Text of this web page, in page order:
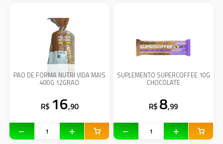
PAO DE FORMA NUTRI VIDA MAIS
400G 12GRAO
R$ 16,90
SUPLEMENTO SUPERCOFFEE 10G
CHOCOLATE
R$ 8,99